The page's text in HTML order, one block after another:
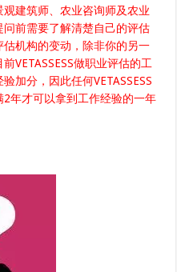
建筑师、农业咨询师及农业
前需要了解清楚自己的评估
机构的变动，除非你的另一
VETASSESS做职业评估的工
加分，因此任何VETASSESS
年才可以拿到工作经验的一年